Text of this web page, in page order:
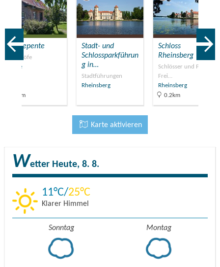
Hof Repente
Reiterhöfe
Luhme
11km
Stadt- und
Schlossparkführun
g in…
Stadtführungen
Rheinsberg
Schloss
Rheinsberg
Schlösser und Parks,
Frei…
Rheinsberg
0.2km
Karte aktivieren
Wetter Heute, 8. 8.
11 25
Klarer Himmel
Sonntag Montag